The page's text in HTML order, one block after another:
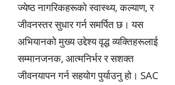
ज्येष्ठ नागरिकहरूको स्वास्थ्य, कल्याण, र
जीवनस्तर सुधार गर्न समर्पित छ। यस
अभियानको मुख्य उद्देश्य वृद्ध व्यक्तिहरूलाई
सम्मानजनक, आत्मनिर्भर र सशक्त
जीवनयापन गर्न सहयोग पुर्याउनु हो। SAC